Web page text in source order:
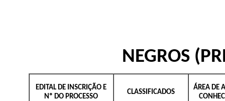
NEGROS
EDITAL DE INSCRIÇÃO E
Nº DO PROCESSO
CLASSIFICADOS
ÁREA DE